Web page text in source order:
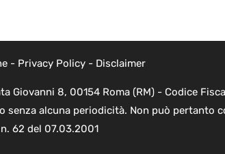
- Privacy Policy- Disclaimer
Giovanni 8, 00154 Roma (RM) - Codice
alcuna periodicità. Non può pertanto
62 del 07.03.2001